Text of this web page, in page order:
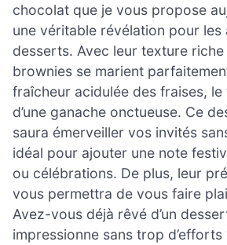
chocolat que je vous propose
une véritable révélation pour les
desserts. Avec leur texture
brownies se marient
fraîcheur acidulée des fraises,
d’une ganache onctueuse. Ce
saura émerveiller vos invités
idéal pour ajouter une note
ou célébrations. De plus, leur
vous permettra de vous faire
Avez-vous déjà rêvé d’un
impressionne sans trop